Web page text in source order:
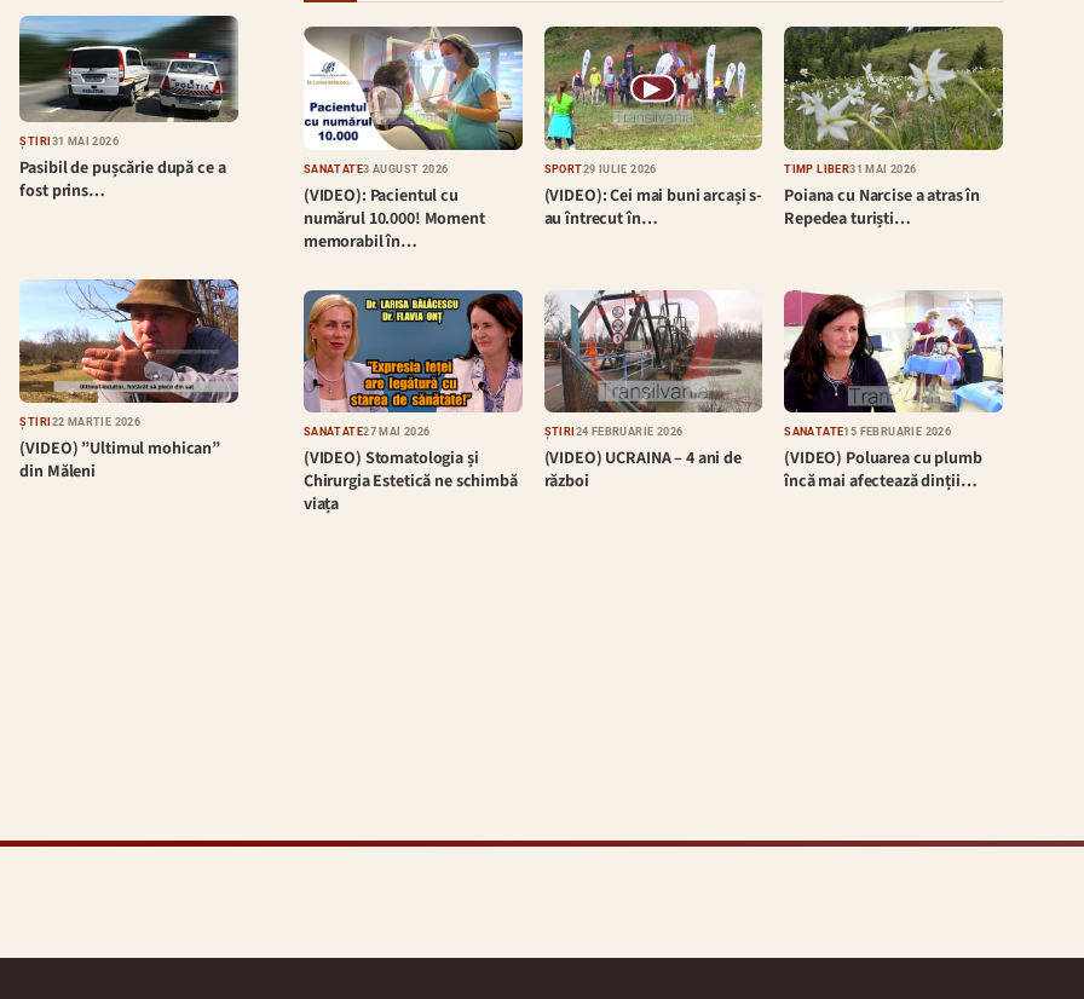
ȘTIRI 31 MAI 2026
Pasibil de pușcărie după ce a
fost prins…
ȘTIRI 22 MARTIE 2026
(VIDEO) ”Ultimul mohican”
din Măleni
SĂNĂTATE3 AUGUST 2026
(VIDEO): Pacientul cu
numărul 10.000! Moment
memorabil în…
▶
SPORT29 IULIE 2026
(VIDEO): Cei mai buni arcași s-
au întrecut în…
TIMP LIBER31 MAI 2026
Poiana cu Narcise a atras în
Repedea turiști…
SĂNĂTATE27 MAI 2026
(VIDEO) Stomatologia și
Chirurgia Estetică ne schimbă
viața
ȘTIRI 24 FEBRUARIE 2026
(VIDEO) UCRAINA – 4 ani de
război
SĂNĂTATE15 FEBRUARIE 2026
(VIDEO) Poluarea cu plumb
încă mai afectează dinții…